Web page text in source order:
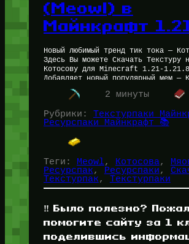
(Meowl) в
Майнкрафт
Новый любимый тренд тик тока —
Здесь Вы можете Скачать Текстуру
Котосову для Minecraft 1.21-1.21.8
Добавляет новый популярный мем —
(Meowl, Мевл, Мяовл, New Soul)
2 минуты
Рубрики: Текстурпаки
Ресурспаки Майнкрафт 📚
Теги: Meowl, Котосова,
Ресурспак, Ресурспаки,
Текстурпак, Текстурпаки
‼️ Было полезно?
помогите сайту за 1
поделившись